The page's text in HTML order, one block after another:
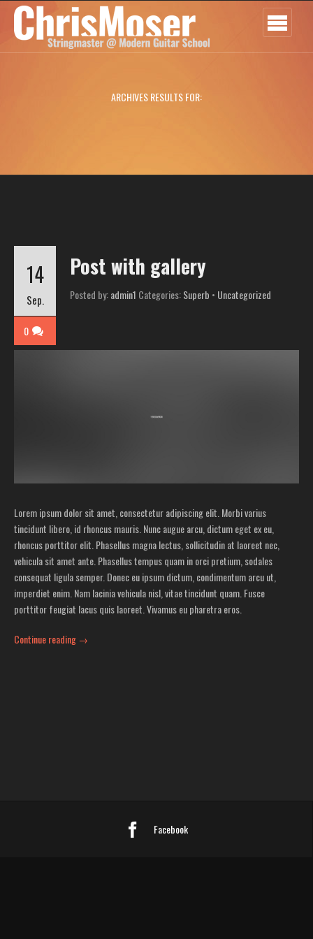
ARCHIVES RESULTS FOR:
Post with gallery
Posted by:admin1 Categories:Superb • Uncategorized
14
Sep.
0
Lorem ipsum dolor sit amet, consectetur adipiscing elit. Morbi varius
tincidunt libero, id rhoncus mauris. Nunc augue arcu, dictum eget ex eu,
rhoncus porttitor elit. Phasellus magna lectus, sollicitudin at laoreet nec,
vehicula sit amet ante. Phasellus tempus quam in orci pretium, sodales
consequat ligula semper. Donec eu ipsum dictum, condimentum arcu ut,
imperdiet enim. Nam lacinia vehicula nisl, vitae tincidunt quam. Fusce
porttitor feugiat lacus quis laoreet. Vivamus eu pharetra eros.
Continue reading →
Facebook